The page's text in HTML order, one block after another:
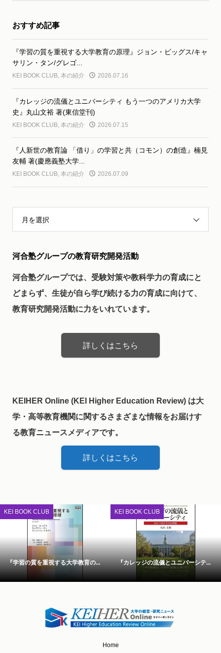
おすすめ記事
『学習の質を重視する大学教育の原理』ジョン・ビッグス/キャ
サリン・タン/グレゴ...
KEI BOOK CLUB, 本の紹介 2026.07.16
『カレッジの流儀とユニバーシティ もう一つのアメリカ大学
史』丸山文裕 著(東信堂刊)
KEI BOOK CLUB, 本の紹介 2026.07.15
『人新世の教育論 「借り」の学習と共（コモン）の創造』楠見
友輔 著(慶應義塾大学...
KEI BOOK CLUB, 本の紹介 2026.07.09
月を選択
河合塾グループの教育研究開発活動
河合塾グループでは、受験対策や教科学力の育成にと
どまらず、生徒が自ら学び続ける力の育成に向けて、
教育研究開発活動に力をいれています。
詳しくはこちら
KEIHER Online (KEI Higher Education Review) は大
学・高等教育機関に関するさまざまな情報をお届けす
る教育ニュースメディアです。
詳しくはこちら
KEI BOOK CLUB
『学習の質を重視する大学教育の...
KEI BOOK CLUB
『カレッジの流儀とユニバーシテ...
Home